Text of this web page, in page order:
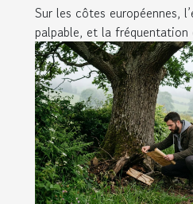
Sur les côtes européennes,
palpable, et la fréquentation